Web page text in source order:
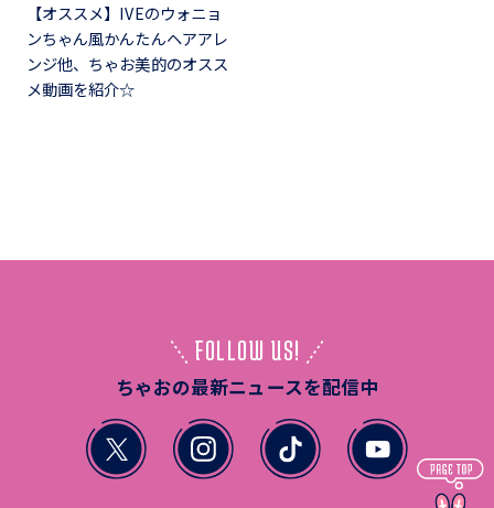
【オススメ】IVEのウォニョ
ンちゃん風かんたんヘアアレ
ンジ他、ちゃお美的のオスス
メ動画を紹介☆
FOLLOW US!
ちゃおの最新ニュースを配信中